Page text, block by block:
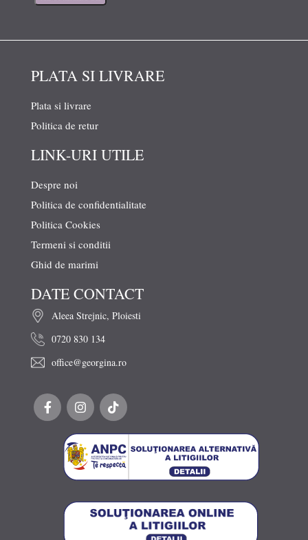
PLATA SI LIVRARE
Plata si livrare
Politica de retur
LINK-URI UTILE
Despre noi
Politica de confidentialitate
Politica Cookies
Termeni si conditii
Ghid de marimi
DATE CONTACT
Aleea Strejnic, Ploiesti
0720 830 134
office@georgina.ro